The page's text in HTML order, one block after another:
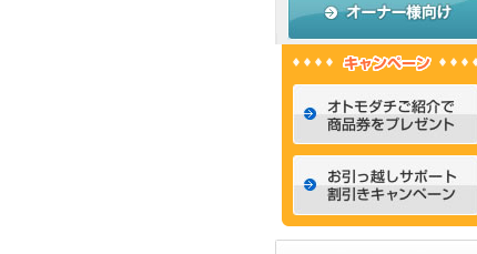
☆京都市左京区賃貸お得
2015/05/31
な1ＬＤＫマンション☆
☆京都市左京区賃貸おし
ゃれなデザイナーズマン
ション☆